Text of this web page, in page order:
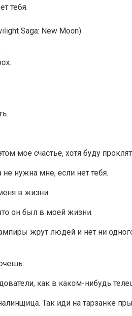
тебя.
мое счастье, хотя буду
нужна мне, если нет тебя.
в жизни.
он был в моей жизни.
жрут людей и нет ни
как в каком-нибудь
Так иди на тарзанке